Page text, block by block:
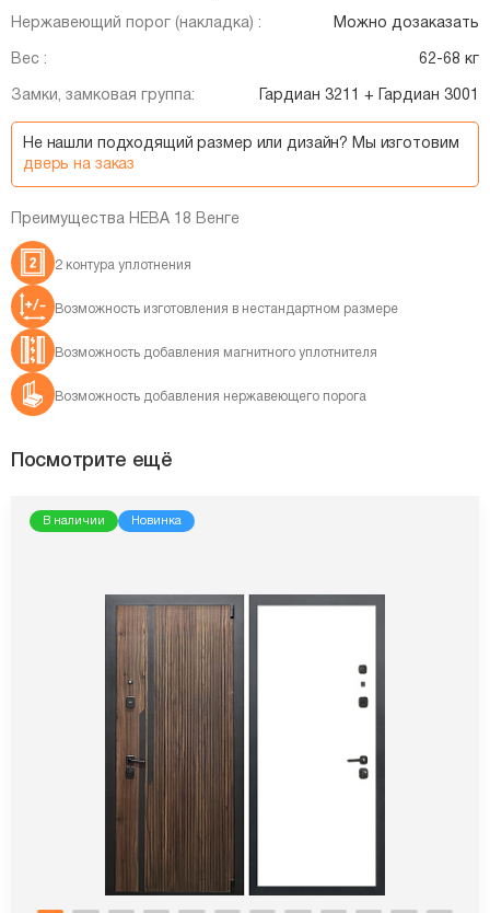
Нержавеющий порог (накладка) : Можно дозаказать
Вес : 62-68 кг
Замки, замковая группа: Гардиан 3211 + Гардиан 3001
Не нашли подходящий размер или дизайн? Мы изготовим
дверь на заказ
Преимущества НЕВА 18 Венге
2 контура уплотнения
Возможность изготовления в нестандартном размере
Возможность добавления магнитного уплотнителя
Возможность добавления нержавеющего порога
Посмотрите ещё
В наличии Новинка